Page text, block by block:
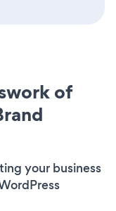
of
your business